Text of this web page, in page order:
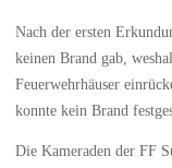
Nach der ersten
keinen Brand gab,
Feuerwehrhäuser
konnte kein Brand
Die Kameraden der FF